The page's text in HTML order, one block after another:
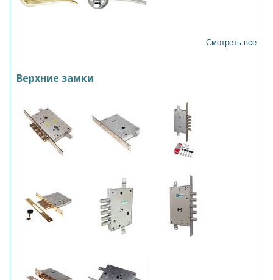
Смотреть все
Верхние замки